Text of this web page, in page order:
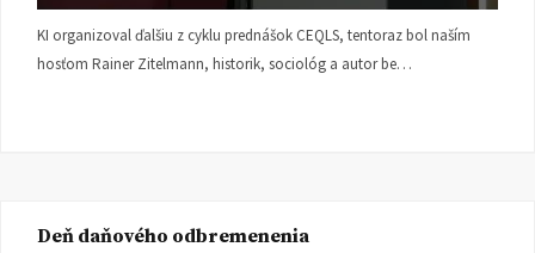
KI organizoval ďalšiu z cyklu prednášok CEQLS, tentoraz bol naším
hosťom Rainer Zitelmann, historik, sociológ a autor be…
Deň daňového odbremenenia